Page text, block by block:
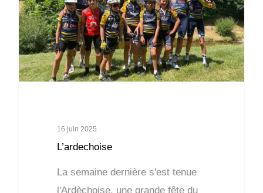
16 juin 2025
L’ardechoise
La semaine dernière s'est tenue
l'Ardèchoise, une grande fête du